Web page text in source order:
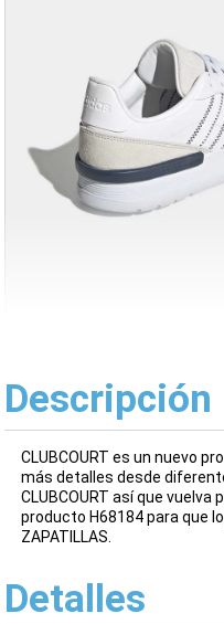
Descripción
CLUBCOURT es un nuevo
más detalles desde
CLUBCOURT así que
producto H68184 para que
ZAPATILLAS.
Detalles